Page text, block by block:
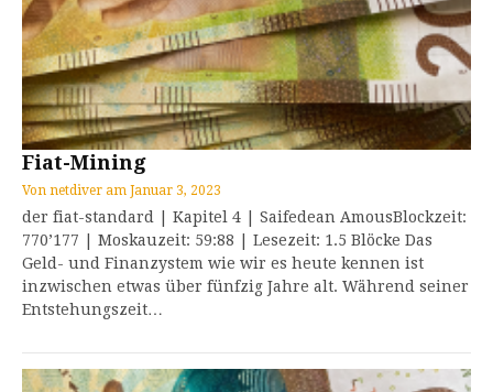
Fiat-Mining
Von netdiver am Januar 3, 2023
der fiat-standard | Kapitel 4 | Saifedean AmousBlockzeit:
770’177 | Moskauzeit: 59:88 | Lesezeit: 1.5 Blöcke Das
Geld- und Finanzystem wie wir es heute kennen ist
inzwischen etwas über fünfzig Jahre alt. Während seiner
Entstehungszeit…